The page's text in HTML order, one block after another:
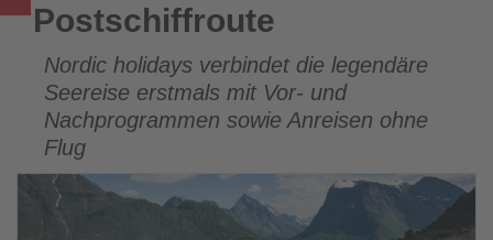
Postschiffroute
Nordic holidays verbindet die legendäre
Seereise erstmals mit Vor- und
Nachprogrammen sowie Anreisen ohne
Flug